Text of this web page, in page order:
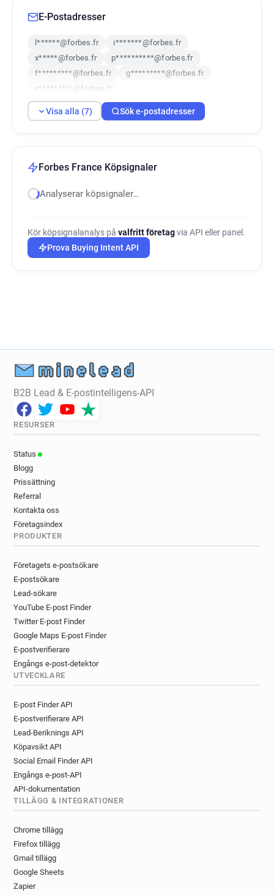
E-Postadresser
l******@forbes.fr
i*******@forbes.fr
x*****@forbes.fr
p**********@forbes.fr
f*********@forbes.fr
g*********@forbes.fr
x*********@forbes.fr
Visa alla (7) Sök e-postadresser
Forbes France Köpsignaler
Analyserar köpsignaler…
Kör köpsignalanalys på valfritt företagvia API eller panel.
Prova Buying Intent API
B2B Lead & E-postintelligens-API
RESURSER
Status
Blogg
Prissättning
Referral
Kontakta oss
Företagsindex
PRODUKTER
Företagets e-postsökare
E-postsökare
Lead-sökare
YouTube E-post Finder
Twitter E-post Finder
Google Maps E-post Finder
E-postverifierare
Engångs e-post-detektor
UTVECKLARE
E-post Finder API
E-postverifierare API
Lead-Beriknings API
Köpavsikt API
Social Email Finder API
Engångs e-post-API
API-dokumentation
TILLÄGG & INTEGRATIONER
Chrome tillägg
Firefox tillägg
Gmail tillägg
Google Sheets
Zapier